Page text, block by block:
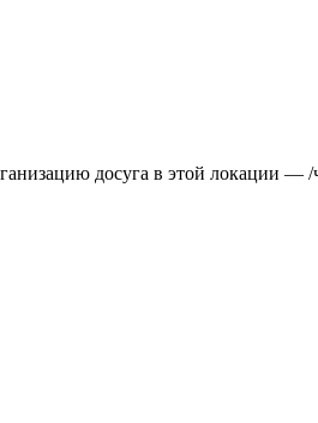
досуга в этой локации —